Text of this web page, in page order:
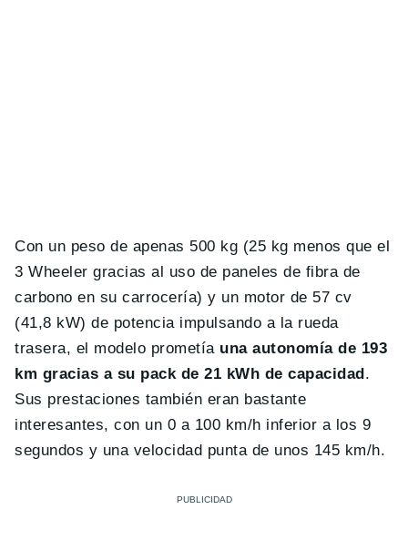
Con un peso de apenas 500 kg (25 kg menos que el
3 Wheeler gracias al uso de paneles de fibra de
carbono en su carrocería) y un motor de 57 cv
(41,8 kW) de potencia impulsando a la rueda
trasera, el modelo prometía una autonomía de 193
km gracias a su pack de 21 kWh de capacidad.
Sus prestaciones también eran bastante
interesantes, con un 0 a 100 km/h inferior a los 9
segundos y una velocidad punta de unos 145 km/h.